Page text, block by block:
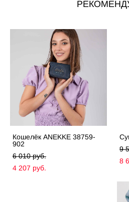
Кошелёк ANEKKE 38759-
902
6 010 pуб.
4 207 pуб.
9
8